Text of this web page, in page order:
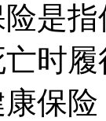
是
时
保